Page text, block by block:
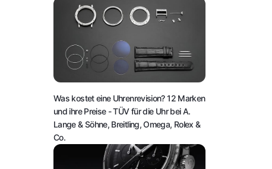
Was kostet eine Uhrenrevision? 12 Marken
und ihre Preise - TÜV für die Uhr bei A.
Lange & Söhne, Breitling, Omega, Rolex &
Co.